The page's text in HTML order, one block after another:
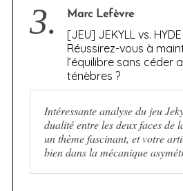
3. Marc Lefèvre
[JEU] JEKYLL vs. HYDE
Réussirez-vous à
l’équilibre sans céder
ténèbres ?
Intéressante analyse du jeu
dualité entre les deux faces de
un thème fascinant, et votre
bien dans la mécanique